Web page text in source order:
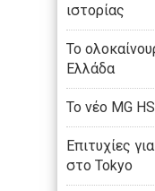
ιστορίας
Το
Ελλάδα
Το νέο MG
Επιτυχίες
στο Tokyo